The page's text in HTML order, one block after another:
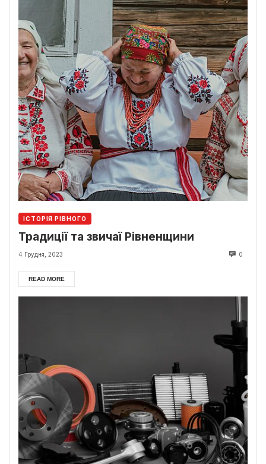
ІСТОРІЯ РІВНОГО
Традиції та звичаї Рівненщини
4 Грудня, 2023 0
READ MORE